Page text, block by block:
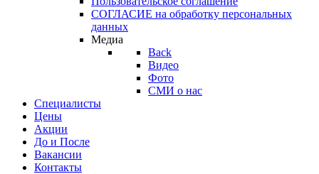
СОГЛАСИЕ на обработку персональных
данных
Медиа
Back
Видео
Фото
СМИ о нас
Специалисты
Цены
Акции
До и После
Вакансии
Контакты